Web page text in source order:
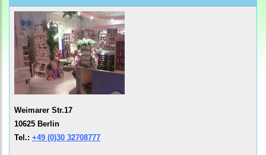
Weimarer Str.17
10625 Berlin
Tel.: +49 (0)30 32708777